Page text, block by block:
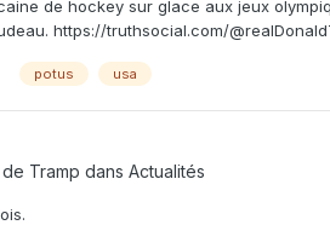
de hockey sur glace aux jeux
https://truthsocial.com/
potus usa
Tramp dans Actualités